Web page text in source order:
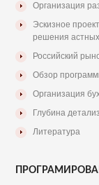
Организация
Эскизное
решения
Российский
Обзор
Организация
Глубина
Литература